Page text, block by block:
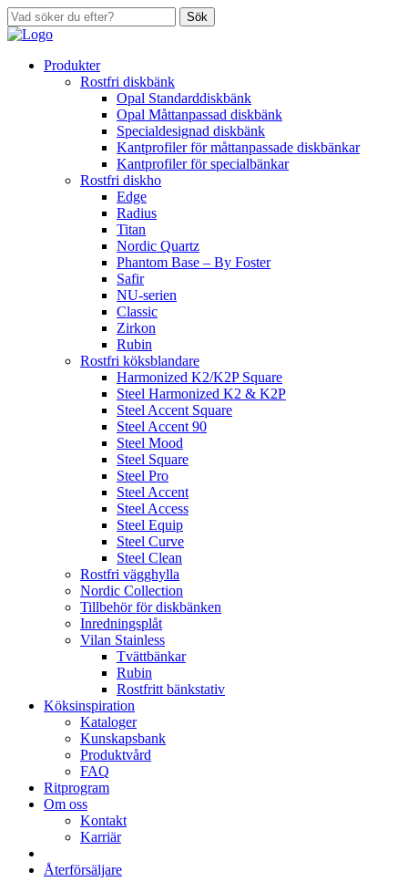
Sök
Produkter
Rostfri diskbänk
Opal Standarddiskbänk
Opal Måttanpassad diskbänk
Specialdesignad diskbänk
Kantprofiler för måttanpassade diskbänkar
Kantprofiler för specialbänkar
Rostfri diskho
Edge
Radius
Titan
Nordic Quartz
Phantom Base – By Foster
Safir
NU-serien
Classic
Zirkon
Rubin
Rostfri köksblandare
Harmonized K2/K2P Square
Steel Harmonized K2 & K2P
Steel Accent Square
Steel Accent 90
Steel Mood
Steel Square
Steel Pro
Steel Accent
Steel Access
Steel Equip
Steel Curve
Steel Clean
Rostfri vägghylla
Nordic Collection
Tillbehör för diskbänken
Inredningsplåt
Vilan Stainless
Tvättbänkar
Rubin
Rostfritt bänkstativ
Köksinspiration
Kataloger
Kunskapsbank
Produktvård
FAQ
Ritprogram
Om oss
Kontakt
Karriär
Återförsäljare